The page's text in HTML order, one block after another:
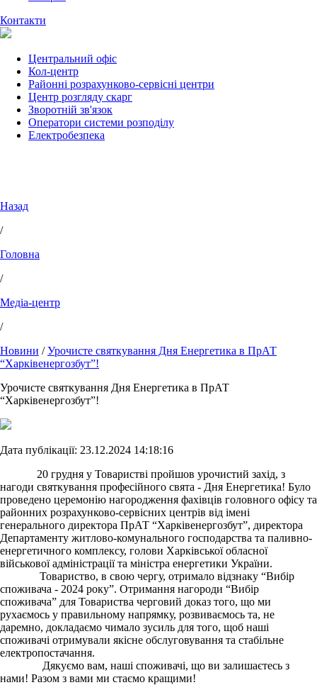
Контакти
Центральний офіс
Кол-центр
Районні розрахунково-сервісні центри
Центр розгляду скарг
Зворотній зв'язок
Оператори системи розподілу
Електробезпека
Назад
/
Головна
/
Медіа-центр
/
Новини /Урочисте святкування Дня Енергетика в ПрАТ
“Харківенергозбут”!
Урочисте святкування Дня Енергетика в ПрАТ
“Харківенергозбут”!
Дата публікації: 23.12.2024 14:18:16
20 грудня у Товаристві пройшов урочистий захід, з
нагоди святкування професійного свята - Дня Енергетика! Було
проведено церемонію нагородження фахівців головного офісу та
районних розрахунково-сервісних центрів від імені
генерального директора ПрАТ “Харківенергозбут”, директора
Департаменту житлово-комунального господарства та паливно-
енергетичного комплексу, голови Харківської обласної
військової адміністрації та міністра енергетики України.
Товариство, в свою чергу, отримало відзнаку “Вибір
споживача - 2024 року”. Отримання нагороди “Вибір
споживача” для Товариства черговий доказ того, що ми
рухаємось у правильному напрямку, розвиваємось та, не
даремно, докладаємо чимало зусиль для того, щоб наші
споживачі отримували якісне обслуговування та стабільне
електропостачання.
Дякуємо вам, наші споживачі, що ви залишаєтесь з
нами! Разом з вами ми стаємо кращими!